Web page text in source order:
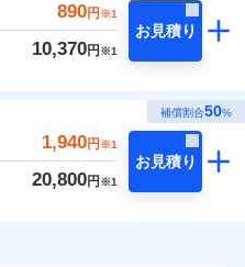
890円 ※1
10,370円 ※1
お見積り
補償割合50%
1,940円 ※1
20,800円 ※1
お見積り